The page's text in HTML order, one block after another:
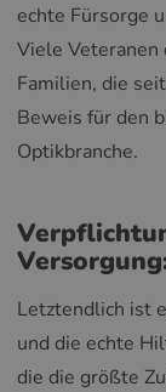
echte Fürsorge
Viele Veteranen
Familien, die
Beweis für den
Optikbranche.
Letztendlich ist
und die echte
die die größte